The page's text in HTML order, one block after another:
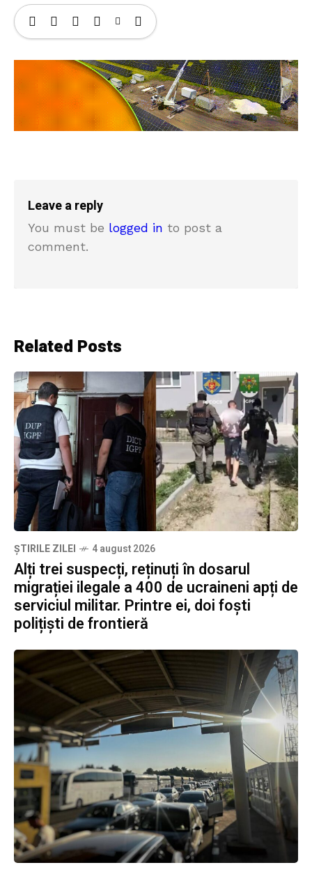
Leave a reply
You must be logged in to post a
comment.
Related Posts
ȘTIRILE ZILEI 4 august 2026
Alți trei suspecți, reținuți în dosarul
migrației ilegale a 400 de ucraineni apți de
serviciul militar. Printre ei, doi foști
polițiști de frontieră